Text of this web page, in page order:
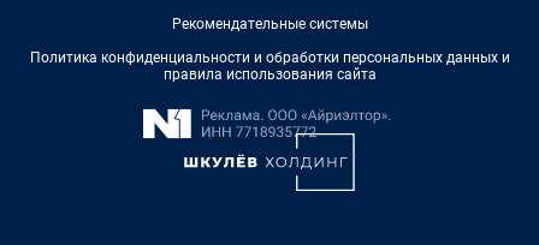
Рекомендательные системы
Политика конфиденциальности и обработки персональных данных и
правила использования сайта